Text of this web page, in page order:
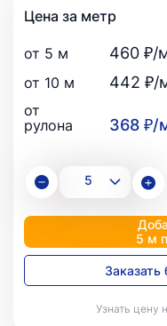
Цена за метр
от 5 м 460 ₽/
от 10 м 442 ₽/
от
рулона
368 ₽/
5 м
Заказать
Узнать цену